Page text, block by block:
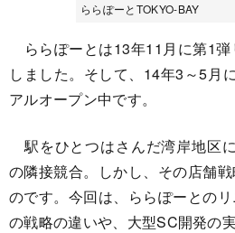
ららぽーとTOKYO-BAY
ららぽーとは13年11月に第1
しました。そして、14年3～5月
アルオープン中です。
駅をひとつはさんだ湾岸地区
の隣接競合。しかし、その店舗
のです。今回は、ららぽーとの
の戦略の違いや、大型SC開発の